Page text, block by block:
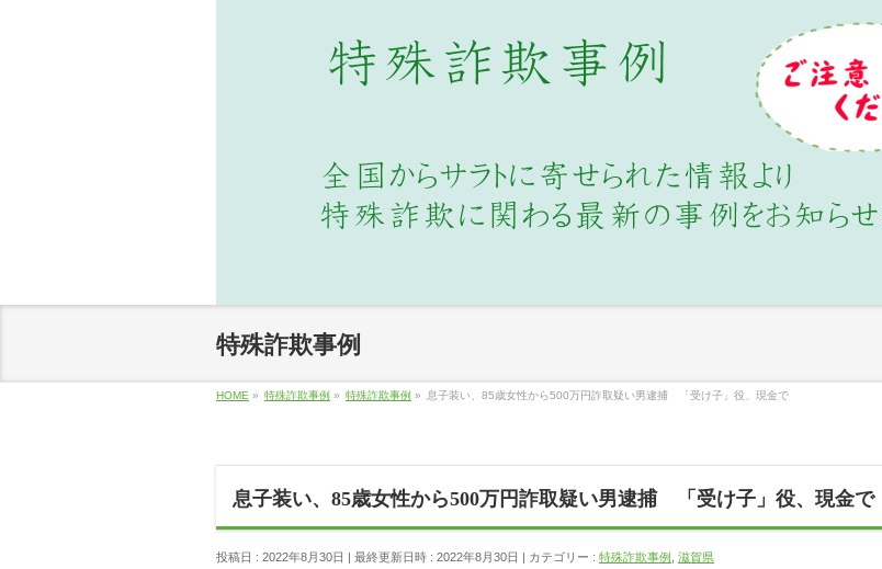
特殊詐欺事例
HOME » 特殊詐欺事例 » 特殊詐欺事例 » 息子装い、85歳女性から500万円詐取疑い男逮捕 「受け子」役、現金で
息子装い、85歳女性から500万円詐取疑い男逮捕 「受け子」役、現金で
投稿日 : 2022年8月30日 最終更新日時 : 2022年8月30日 カテゴリー : 特殊詐欺事例 滋賀県